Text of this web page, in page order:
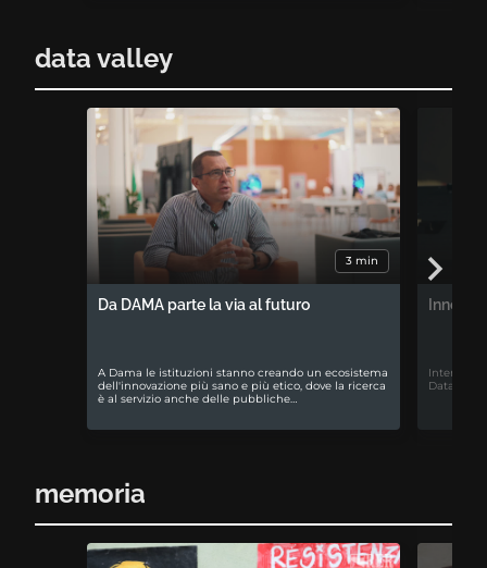
data valley
3 min
Da DAMA parte la via al futuro
A Dama le istituzioni stanno creando un ecosistema
dell'innovazione più sano e più etico, dove la ricerca
è al servizio anche delle pubbliche…
Intervista
Data
memoria